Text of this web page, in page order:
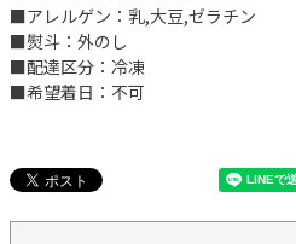
■アレルゲン：乳,大豆,ゼラチン
■熨斗：外のし
■配達区分：冷凍
■希望着日：不可